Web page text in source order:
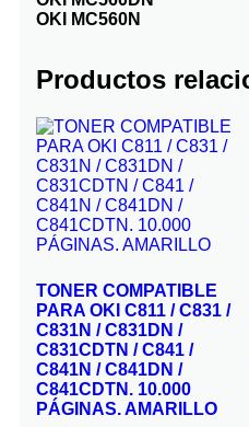
OKI MC560N
Productos
TONER COMPATIBLE
PARA OKI C811 / C831 /
C831N / C831DN /
C831CDTN / C841 /
C841N / C841DN /
C841CDTN. 10.000
PÁGINAS. AMARILLO